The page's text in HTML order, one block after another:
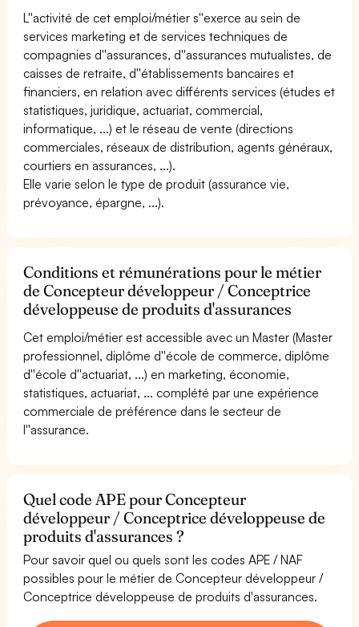
L''activité de cet emploi/métier s''exerce au sein de
services marketing et de services techniques de
compagnies d''assurances, d''assurances mutualistes, de
caisses de retraite, d''établissements bancaires et
financiers, en relation avec différents services (études et
statistiques, juridique, actuariat, commercial,
informatique, ...) et le réseau de vente (directions
commerciales, réseaux de distribution, agents généraux,
courtiers en assurances, ...).
Elle varie selon le type de produit (assurance vie,
prévoyance, épargne, ...).
Conditions et rémunérations pour le métier
de Concepteur développeur / Conceptrice
développeuse de produits d'assurances
Cet emploi/métier est accessible avec un Master (Master
professionnel, diplôme d''école de commerce, diplôme
d''école d''actuariat, ...) en marketing, économie,
statistiques, actuariat, ... complété par une expérience
commerciale de préférence dans le secteur de
l''assurance.
Quel code APE pour Concepteur
développeur / Conceptrice développeuse de
produits d'assurances ?
Pour savoir quel ou quels sont les codes APE / NAF
possibles pour le métier de Concepteur développeur /
Conceptrice développeuse de produits d'assurances.